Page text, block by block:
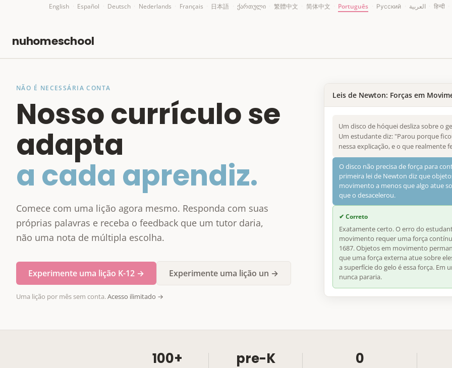
English Español Deutsch Nederlands Français 日本語 ქართული 繁體中文 简体中文 Português Русский العربية हिन्दी
nuhomeschool
NÃO É NECESSÁRIA CONTA
Nosso currículo se
adapta
a cada aprendiz.
Comece com uma lição agora mesmo. Responda com suas
próprias palavras e receba o feedback que um tutor daria,
não uma nota de múltipla escolha.
Experimente uma lição K-12 → Experimente uma lição un →
Uma lição por mês sem conta.Acesso ilimitado →
Leis de Newton: Forças em
Um disco de hóquei desliza sobre o
Um estudante diz: "Parou porque
nessa explicação, e o que realmente
O disco não precisa de força para
primeira lei de Newton diz que
movimento a menos que algo atue
que o desacelerou.
✔ Correto
Exatamente certo. O erro do
movimento requer uma força
1687. Objetos em movimento
que uma força externa atue sobre
a superfície do gelo é essa força. Em
nunca pararia.
100+ pre-K 0